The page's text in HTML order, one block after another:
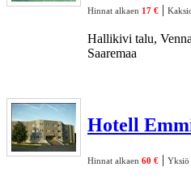
Hinnat alkaen 17 € |
Hallikivi talu,
Saaremaa
Hotell
Hinnat alkaen 60 € | Yksiö